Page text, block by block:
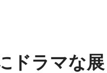
ドラマな展